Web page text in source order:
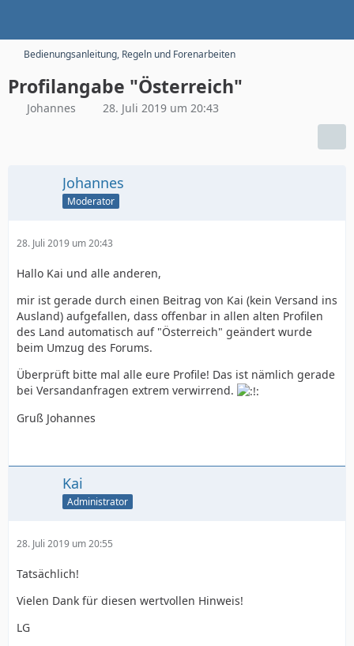
Bedienungsanleitung, Regeln und Forenarbeiten
Profilangabe "Österreich"
Johannes 28. Juli 2019 um 20:43
Johannes
Moderator
28. Juli 2019 um 20:43
Hallo Kai und alle anderen,
mir ist gerade durch einen Beitrag von Kai (kein Versand ins
Ausland) aufgefallen, dass offenbar in allen alten Profilen
des Land automatisch auf "Österreich" geändert wurde
beim Umzug des Forums.
Überprüft bitte mal alle eure Profile! Das ist nämlich gerade
bei Versandanfragen extrem verwirrend.
Gruß Johannes
Kai
Administrator
28. Juli 2019 um 20:55
Tatsächlich!
Vielen Dank für diesen wertvollen Hinweis!
LG